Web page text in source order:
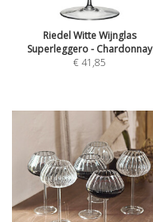
Riedel Witte Wijnglas
Superleggero - Chardonnay
€41,85